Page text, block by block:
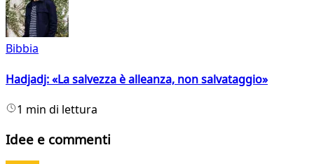
Bibbia
Hadjadj: «La salvezza è alleanza, non salvataggio»
1 min di lettura
Idee e commenti